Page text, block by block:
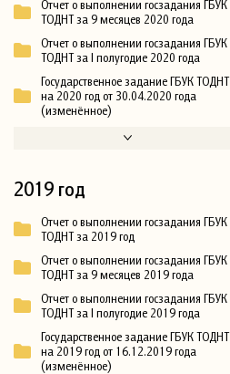
Отчет о выполнении госзадания ГБУК
ТОДНТ за 9 месяцев 2020 года
Отчет о выполнении госзадания ГБУК
ТОДНТ за I полугодие 2020 года
Государственное задание ГБУК ТОДНТ
на 2020 год от 30.04.2020 года
(изменённое)
2019 год
Отчет о выполнении госзадания ГБУК
ТОДНТ за 2019 год
Отчет о выполнении госзадания ГБУК
ТОДНТ за 9 месяцев 2019 года
Отчет о выполнении госзадания ГБУК
ТОДНТ за I полугодие 2019 года
Государственное задание ГБУК ТОДНТ
на 2019 год от 16.12.2019 года
(изменённое)